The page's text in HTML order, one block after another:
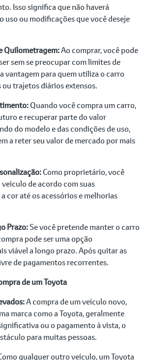
Isso significa que não haverá
uso ou modificações que você deseje
Quilometragem:Ao comprar, você pode
sem se preocupar com limites de
vantagem para quem utiliza o carro
ou trajetos diários extensos.
Quando você compra um carro,
e recuperar parte do valor
do modelo e das condições de uso,
a reter seu valor de mercado por mais
Como proprietário, você
de acordo com suas
cor até os acessórios e melhorias
Prazo:Se você pretende manter o carro
pode ser uma opção
viável a longo prazo. Após quitar as
de pagamentos recorrentes.
de um Toyota
A compra de um veículo novo,
marca como a Toyota, geralmente
ou o pagamento à vista, o
para muitas pessoas.
qualquer outro veículo, um Toyota